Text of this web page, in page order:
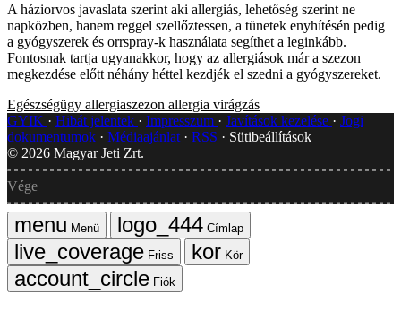
A háziorvos javaslata szerint aki allergiás, lehetőség szerint ne
napközben, hanem reggel szellőztessen, a tünetek enyhítésén pedig
a gyógyszerek és orrspray-k használata segíthet a leginkább.
Fontosnak tartja ugyanakkor, hogy az allergiások már a szezon
megkezdése előtt néhány héttel kezdjék el szedni a gyógyszereket.
Egészségügy allergiaszezon allergia virágzás
GYIK
Hibát jelentek Impresszum Javítások kezelése
Jogi
dokumentumok
Médiaajánlat RSS
Sütibeállítások
© 2026 Magyar Jeti Zrt.
Vége
Menü
Címlap
Friss
Kör
Fiók